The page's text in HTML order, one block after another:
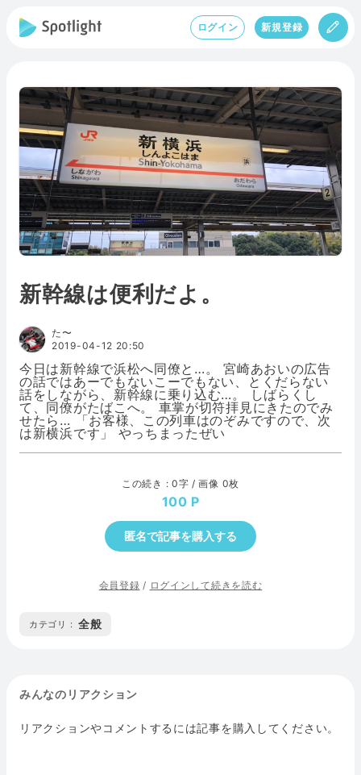
ログイン 新規登録
新幹線は便利だよ。
た〜
2019-04-12 20:50
今日は新幹線で浜松へ同僚と…。 宮崎あおいの広告
の話ではあーでもないこーでもない、とくだらない
話をしながら、新幹線に乗り込む…。 しばらくし
て、同僚がたばこへ。 車掌が切符拝見にきたのでみ
せたら… 「お客様、この列車はのぞみですので、次
は新横浜です」 やっちまったぜい
この続き : 0字 / 画像 0枚
100
匿名で記事を購入する
会員登録 / ログインして続きを読む
カテゴリ : 全般
みんなのリアクション
リアクションやコメントするには記事を購入してください。